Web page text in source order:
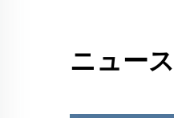
ニュース